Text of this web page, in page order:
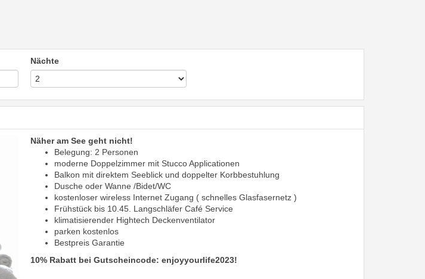
Nächte
Näher am See geht nicht!
Belegung: 2 Personen
moderne Doppelzimmer mit Stucco Applicationen
Balkon mit direktem Seeblick und doppelter Korbbestuhlung
Dusche oder Wanne /Bidet/WC
kostenloser wireless Internet Zugang ( schnelles Glasfasernetz )
Frühstück bis 10.45. Langschläfer Café Service
klimatisierender Hightech Deckenventilator
parken kostenlos
Bestpreis Garantie
10% Rabatt bei Gutscheincode: enjoyyourlife2023!